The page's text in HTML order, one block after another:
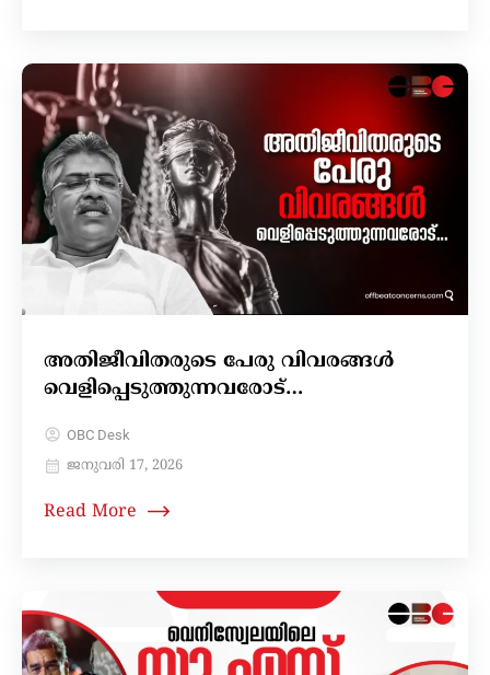
അതിജീവിതരുടെ പേരു വിവരങ്ങൾ
വെളിപ്പെടുത്തുന്നവരോട്…
OBC Desk
ജനുവരി 17, 2026
Read More